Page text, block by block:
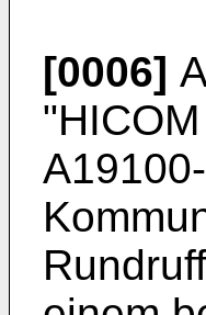
[0006]